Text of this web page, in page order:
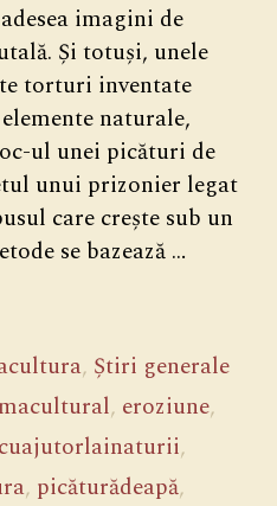
imagini de
Și totuși, unele
torturi inventate
naturale,
ul unei picături de
unui prizonier legat
care crește sub un
se bazează …
, Știri generale
, eroziune,
,
, picăturădeapă,